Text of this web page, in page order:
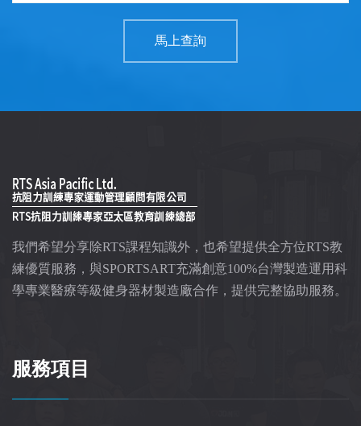
馬上查詢
我們希望分享除RTS課程知識外，也希望提供全方位RTS教
練優質服務，與SPORTSART充滿創意100%台灣製造運用科
學專業醫療等級健身器材製造廠合作，提供完整協助服務。
服務項目